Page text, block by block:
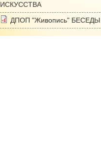
ИСКУССТВА
ДПОП "Живопись"